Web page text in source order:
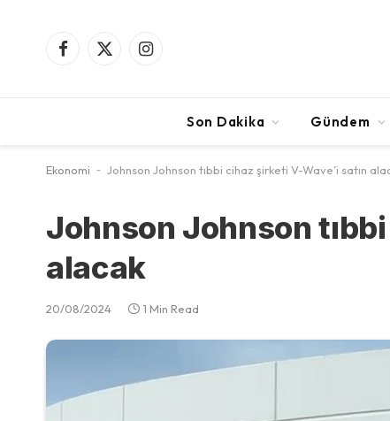
Facebook
X
Instagram
Son Dakika Gündem
Ekonomi - Johnson Johnson tıbbi cihaz şirketi V-Wave’i satın
Johnson Johnson
alacak
20/08/2024 1 Min Read